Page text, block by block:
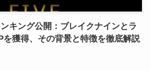
キング公開：ブレイクナインとラ
を獲得、その背景と特徴を徹底解説